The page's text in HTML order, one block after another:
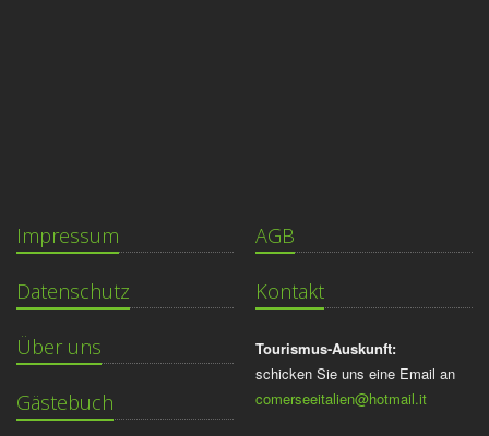
Impressum
Datenschutz
Über uns
Gästebuch
AGB
Kontakt
Tourismus-Auskunft:
schicken Sie uns eine Email an
comerseeitalien@hotmail.it